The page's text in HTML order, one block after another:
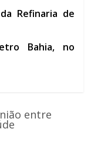
Refinaria de
Bahia, no
entre